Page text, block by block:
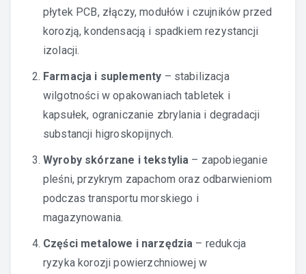
płytek PCB, złączy, modułów i czujników przed
korozją, kondensacją i spadkiem rezystancji
izolacji.
Farmacja i suplementy – stabilizacja
wilgotności w opakowaniach tabletek i
kapsułek, ograniczanie zbrylania i degradacji
substancji higroskopijnych.
Wyroby skórzane i tekstylia – zapobieganie
pleśni, przykrym zapachom oraz odbarwieniom
podczas transportu morskiego i
magazynowania.
Części metalowe i narzędzia – redukcja
ryzyka korozji powierzchniowej w